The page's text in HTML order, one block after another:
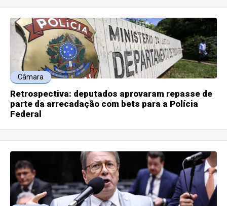
Câmara
Retrospectiva: deputados aprovaram repasse de
parte da arrecadação com bets para a Polícia
Federal